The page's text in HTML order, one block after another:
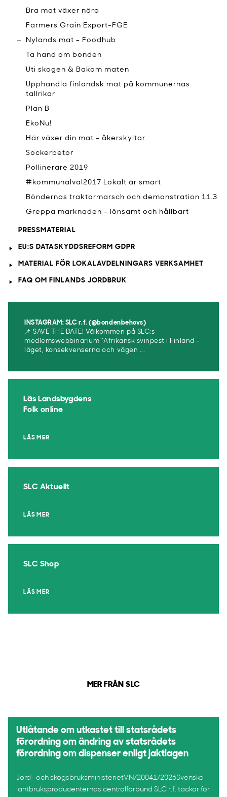
Bra mat växer nära
Farmers Grain Export-FGE
Nylands mat - Foodhub
Ta hand om bonden
Uti skogen & Bakom maten
Upphandla finländsk mat på kommunernas
tallrikar
Plan B
EkoNu!
Här växer din mat - åkerskyltar
Sockerbetor
Pollinerare 2019
#kommunalval2017 Lokalt är smart
Böndernas traktormarsch och demonstration 11.3
Greppa marknaden – lönsamt och hållbart
PRESSMATERIAL
EU:S DATASKYDDSREFORM GDPR
MATERIAL FÖR LOKALAVDELNINGARS VERKSAMHET
FAQ OM FINLANDS JORDBRUK
INSTAGRAM: SLC r.f. (@bondenbehovs)
📌 SAVE THE DATE! Välkommen på SLC:s
medlemswebbinarium ”Afrikansk svinpest i Finland –
läget, konsekvenserna och vägen ...
Läs Landsbygdens
Folk online
LÄS MER
SLC Aktuellt
LÄS MER
SLC Shop
LÄS MER
MER FRÅN SLC
Utlåtande om utkastet till statsrådets
förordning om ändring av statsrådets
förordning om dispenser enligt jaktlagen
Jord- och skogsbruksministerietVN/20041/2026Svenska
lantbruksproducenternas centralförbund SLC r.f. tackar för